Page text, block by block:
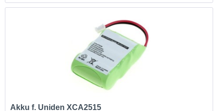
Akku f. Uniden XCA2515